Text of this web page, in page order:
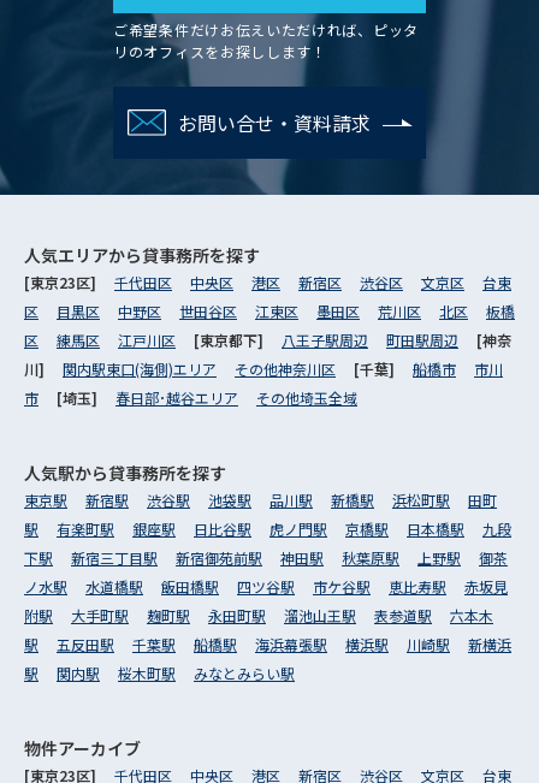
ご希望条件だけお伝えいただければ、ピッタ
リのオフィスをお探しします！
お問い合せ・資料請求
人気エリアから貸事務所を探す
[東京23区] 千代田区 中央区 港区 新宿区 渋谷区 文京区
台東
区
目黒区 中野区 世田谷区 江東区 墨田区 荒川区 北区
板橋
区
練馬区 江戸川区 [東京都下] 八王子駅周辺 町田駅周辺
[神奈
川] 関内駅東口(海側)エリア その他神奈川区 [千葉] 船橋市
市川
市
[埼玉] 春日部･越谷エリア その他埼玉全域
人気駅から貸事務所を探す
東京駅 新宿駅 渋谷駅 池袋駅 品川駅 新橋駅 浜松町駅
田町
駅
有楽町駅 銀座駅 日比谷駅 虎ノ門駅 京橋駅 日本橋駅
九段
下駅
新宿三丁目駅 新宿御苑前駅 神田駅 秋葉原駅 上野駅
御茶
ノ水駅
水道橋駅 飯田橋駅 四ツ谷駅 市ケ谷駅 恵比寿駅
赤坂見
附駅
大手町駅 麹町駅 永田町駅 溜池山王駅 表参道駅
六本木
駅
五反田駅 千葉駅 船橋駅 海浜幕張駅 横浜駅 川崎駅
新横浜
駅
関内駅 桜木町駅 みなとみらい駅
物件アーカイブ
[東京23区] 千代田区 中央区 港区 新宿区 渋谷区 文京区 台東